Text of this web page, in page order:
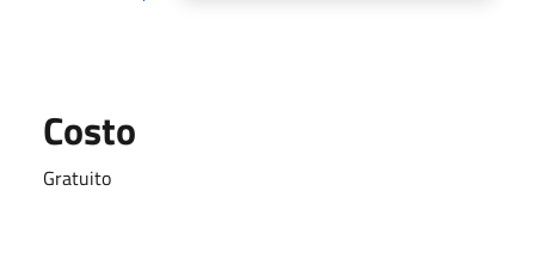
Costo
Gratuito